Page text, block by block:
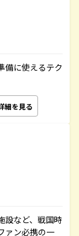
備に使えるテク
細を見る
設など、戦国時
ァン必携の一